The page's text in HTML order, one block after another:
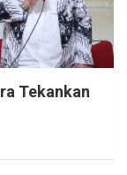
Tekankan